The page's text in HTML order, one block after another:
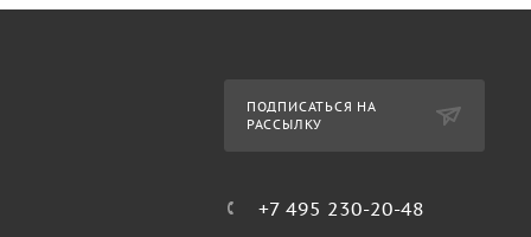
ПОДПИСАТЬСЯ НА
РАССЫЛКУ
+7 495 230-20-48